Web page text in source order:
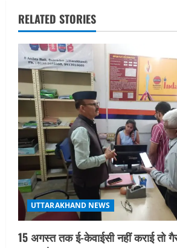
a
v
i
g
a
t
i
o
n
RELATED STORIES
UTTARAKHAND NEWS
15 अगस्त तक ई-केवाईसी नहीं कराई तो